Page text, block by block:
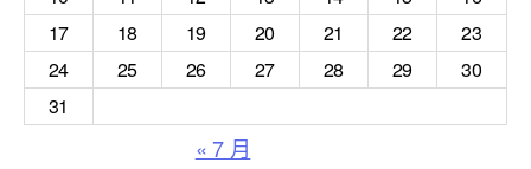
17
18 19 20 21 22
23
24
25 26 27 28 29
30
31
« 7 月